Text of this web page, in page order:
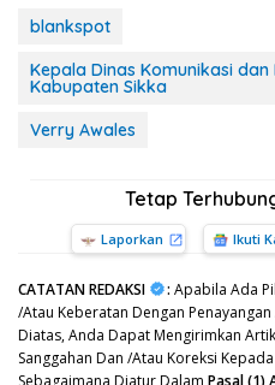
blankspot
Kepala Dinas Komunikasi
Kabupaten Sikka
Verry Awales
Tetap
Laporkan Ikuti
CATATAN REDAKSI : Apabila Ada
/Atau Keberatan Dengan
Diatas, Anda Dapat Mengirimkan
Sanggahan Dan /Atau Koreksi
Sebagaimana Diatur Dalam Pasal (1)